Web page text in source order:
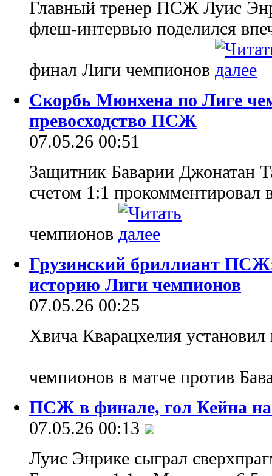
Главный тренер ПСЖ Луис
флеш-интервью поделился
финал Лиги чемпионов
Скорбь Мюнхена по Лиге
превосходство ПСЖ
07.05.26 00:51
Защитник Баварии Джонатан
счетом 1:1
чемпионов
Грузинский бриллиант
историю Лиги чемпионов
07.05.26 00:25
Хвича Кварацхелия
чемпионов в матче против
ПСЖ в финале, гол Кейна на
07.05.26 00:13
Луис Энрике сыграл